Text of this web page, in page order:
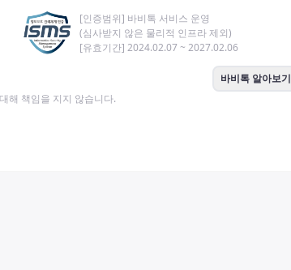
[인증범위] 바비톡 서비스 운영
(심사받지 않은 물리적 인프라 제외)
[유효기간] 2024.02.07 ~ 2027.02.06
바비톡 알아보기
해 책임을 지지 않습니다.